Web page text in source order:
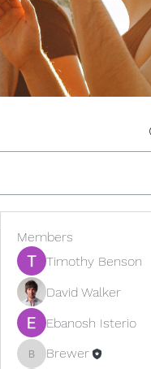
Members
Timothy Benson
David Walker
Ebanosh Isterio
Brewer
Brewer